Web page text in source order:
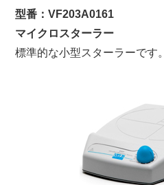
型番：VF203A0161
マイクロスターラー
標準的な小型スターラーです。